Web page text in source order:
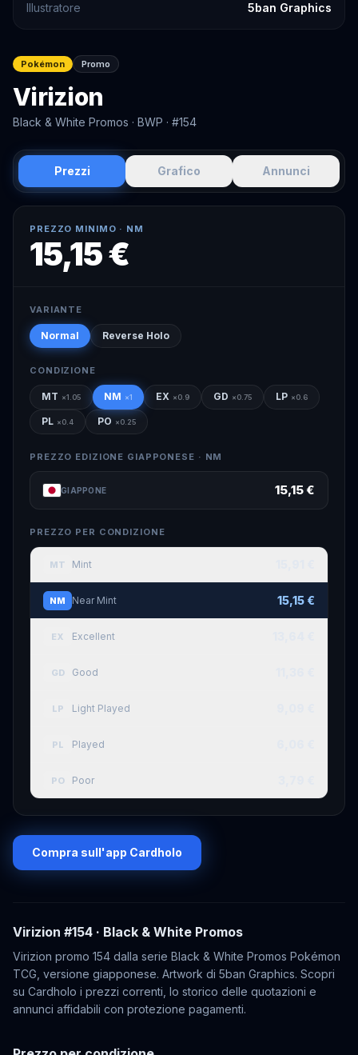
Illustratore
5ban Graphics
Pokémon Promo
Virizion
Black & White Promos · BWP · #154
Prezzi Grafico Annunci
PREZZO MINIMO · NM
15,15 €
VARIANTE
Normal Reverse Holo
CONDIZIONE
MT ×1.05 NM ×1 EX ×0.9 GD ×0.75 LP ×0.6
PL ×0.4 PO ×0.25
PREZZO EDIZIONE GIAPPONESE · NM
GIAPPONE 15,15 €
PREZZO PER CONDIZIONE
MT Mint
NM Near Mint 15,15 €
EX Excellent
GD Good
LP Light Played
PL Played
PO Poor
Compra sull'app Cardholo
Virizion #154 · Black & White Promos
Virizion promo 154 dalla serie Black & White Promos Pokémon
TCG, versione giapponese. Artwork di 5ban Graphics. Scopri
su Cardholo i prezzi correnti, lo storico delle quotazioni e
annunci affidabili con protezione pagamenti.